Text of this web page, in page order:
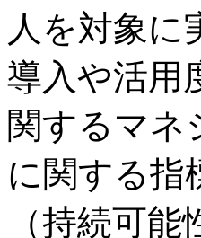
人を対象
導入や活用
関するマネ
に関する指
（持続可